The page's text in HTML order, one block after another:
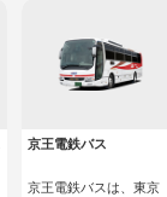
京王電鉄バス
京王電鉄バスは、東京